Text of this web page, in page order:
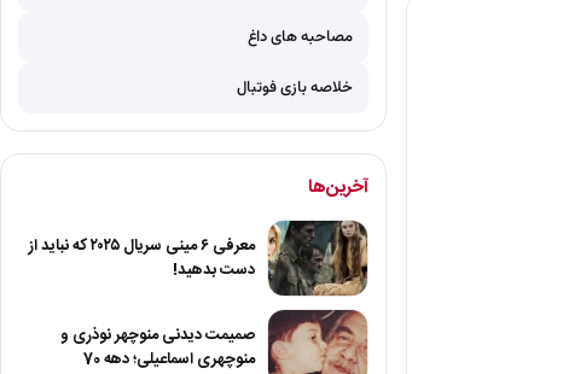
مصاحبه های داغ
خلاصه بازی فوتبال
آخرین‌ها
معرفی ۶ مینی سریال ۲۰۲۵ که نباید از
دست بدهید!
صمیمت دیدنی منوچهر نوذری و
منوچهری اسماعیلی؛ دهه 70